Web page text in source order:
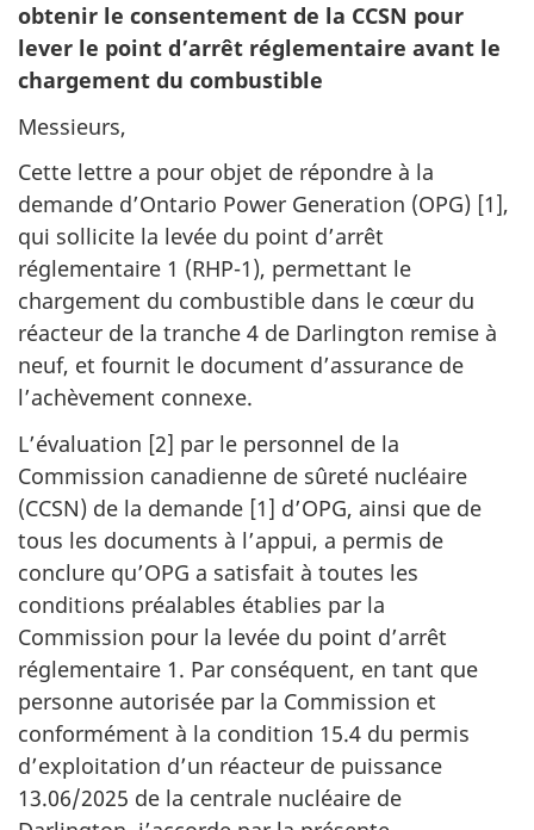
obtenir le consentement de la CCSN pour
lever le point d’arrêt réglementaire avant le
chargement du combustible
Messieurs,
Cette lettre a pour objet de répondre à la
demande d’Ontario Power Generation (OPG) [1],
qui sollicite la levée du point d’arrêt
réglementaire 1 (RHP-1), permettant le
chargement du combustible dans le cœur du
réacteur de la tranche 4 de Darlington remise à
neuf, et fournit le document d’assurance de
l’achèvement connexe.
L’évaluation [2] par le personnel de la
Commission canadienne de sûreté nucléaire
(CCSN) de la demande [1] d’OPG, ainsi que de
tous les documents à l’appui, a permis de
conclure qu’OPG a satisfait à toutes les
conditions préalables établies par la
Commission pour la levée du point d’arrêt
réglementaire 1. Par conséquent, en tant que
personne autorisée par la Commission et
conformément à la condition 15.4 du permis
d’exploitation d’un réacteur de puissance
13.06/2025 de la centrale nucléaire de